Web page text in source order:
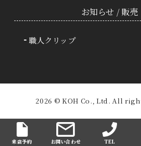
お知らせ / 販売
職人クリップ
2026 © KOH Co., Ltd. All
来店予約 お問い合わせ TEL